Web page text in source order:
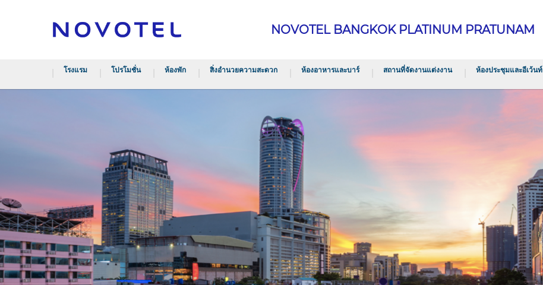
NOVOTEL BANGKOK PLATINUM PRATUNAM
โรงแรม โปรโมชั่น ห้องพัก สิ่งอำนวยความสะดวก ห้องอาหารและบาร์ สถานที่จัดงานแต่งงาน ห้องประชุมและอีเว้นท์